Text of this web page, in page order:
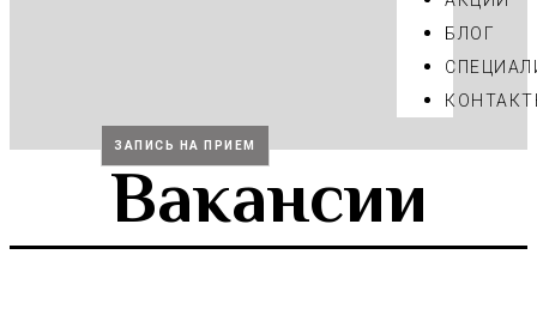
БЛОГ
ЗАПИСЬ НА ПРИЕМ
Вакансии